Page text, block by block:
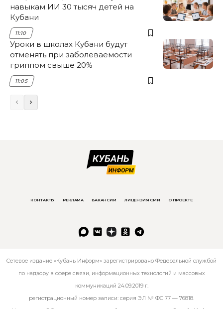
навыкам ИИ 30 тысяч детей на
Кубани
11:10
Уроки в школах Кубани будут
отменять при заболеваемости
гриппом свыше 20%
11:05
КОНТАКТЫ РЕКЛАМА ВАКАНСИИ ЛИЦЕНЗИЯ СМИ О ПРОЕКТЕ
Сетевое издание «Кубань Информ» зарегистрировано Федеральной службой
по надзору в сфере связи, информационных технологий и массовых
коммуникаций 24.09.2019 г.
регистрационный номер записи: серия ЭЛ № ФС 77 — 76818.